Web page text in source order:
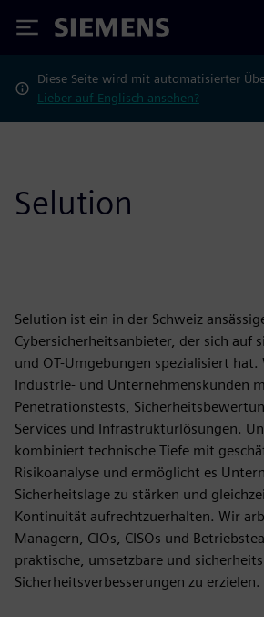
Siemens
Diese Seite wird mit automatisierter
Lieber auf Englisch ansehen?
Selution
Selution ist ein in der Schweiz
Cybersicherheitsanbieter, der sich auf
und OT-Umgebungen spezialisiert
Industrie- und Unternehmenskunden
Penetrationstests,
Services und Infrastrukturlösungen.
kombiniert technische Tiefe mit
Risikoanalyse und ermöglicht es
Sicherheitslage zu stärken und
Kontinuität aufrechtzuerhalten. Wir
Managern, CIOs, CISOs und
praktische, umsetzbare und
Sicherheitsverbesserungen zu erzielen.